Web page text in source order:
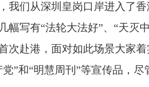
们从深圳皇岗口岸进入了香
幅写有“法轮大法好”、“天灭
次赴港，面对如此场景大家
”和“明慧周刊”等宣传品，